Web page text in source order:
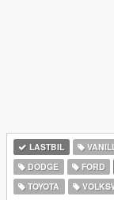
LASTBIL
DODGE
FORD
TOYOTA